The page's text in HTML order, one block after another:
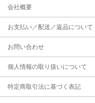
会社概要
お支払い／配送／返品について
お問い合わせ
個人情報の取り扱いについて
特定商取引法に基づく表記